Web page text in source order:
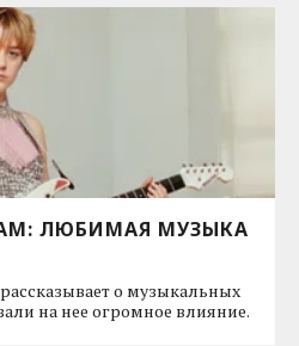
ЛЮБИМАЯ МУЗЫКА
о музыкальных
на нее огромное влияние.